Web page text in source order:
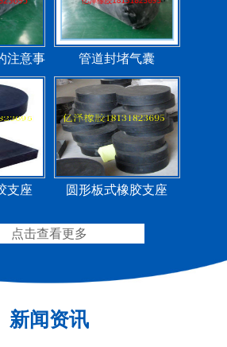
注意事
管道封堵气囊
支座 圆形板式橡胶支座
胶支座
矩形四氟板滑动橡胶支
点击查看更多
新闻资讯